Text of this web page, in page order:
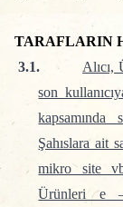
TARAFLARIN
3.1.
Alıcı,
son
Şahıslara ait
mikro site
Ürünleri e